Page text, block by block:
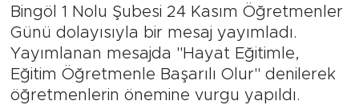
Bingöl 1 Nolu Şubesi 24 Kasım Öğretmenler
Günü dolayısıyla bir mesaj yayımladı.
Yayımlanan mesajda "Hayat Eğitimle,
Eğitim Öğretmenle Başarılı Olur" denilerek
öğretmenlerin önemine vurgu yapıldı.
Yayladere-Yedisu
MD Prestij Dergisi
Siyaset
Son Dakika Haberleri
Haber Arşivi